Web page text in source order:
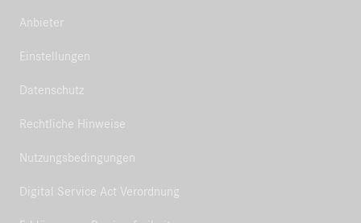
Anbieter
Einstellungen
Datenschutz
Rechtliche Hinweise
Nutzungsbedingungen
Digital Service Act Verordnung